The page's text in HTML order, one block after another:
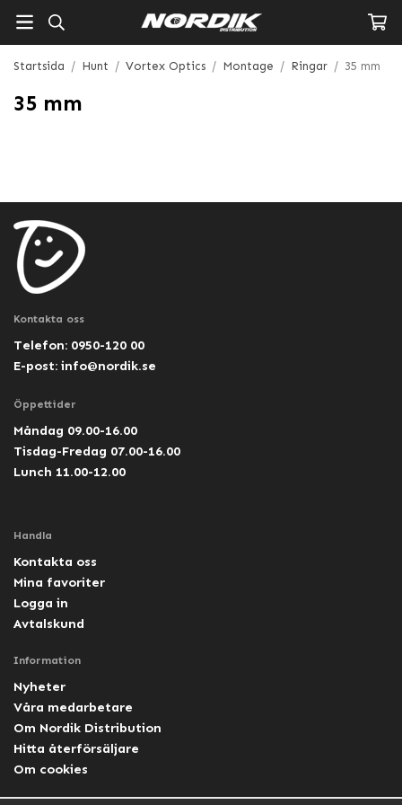
Startsida / Hunt / Vortex Optics / Montage / Ringar / 35 mm
35 mm
Kontakta oss
Telefon: 0950-120 00
E-post: info@nordik.se
Öppettider
Måndag 09.00-16.00
Tisdag-Fredag 07.00-16.00
Lunch 11.00-12.00
Handla
Kontakta oss
Mina favoriter
Logga in
Avtalskund
Information
Nyheter
Våra medarbetare
Om Nordik Distribution
Hitta återförsäljare
Om cookies